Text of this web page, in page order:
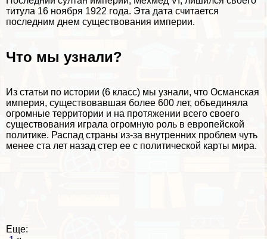
титула 16 ноября 1922 года. Эта дата считается
последним днем существования империи.
Что мы узнали?
Из статьи по истории (6 класс) мы узнали, что Османская
империя, существовавшая более 600 лет, объединяла
огромные территории и на протяжении всего своего
существования играла огромную роль в европейской
политике. Распад страны из-за внутренних проблем чуть
менее ста лет назад стер ее с политической карты мира.
Еще: